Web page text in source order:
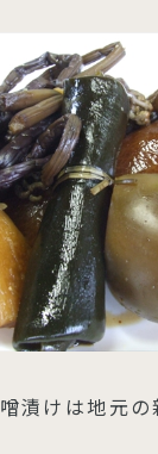
漬けは地元